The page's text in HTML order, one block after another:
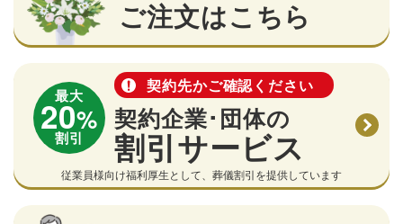
ご注文はこちら
最大
20%
割引
契約先かご確認ください
契約企業･団体の
割引サービス
従業員様向け福利厚生として、葬儀割引を提供しています